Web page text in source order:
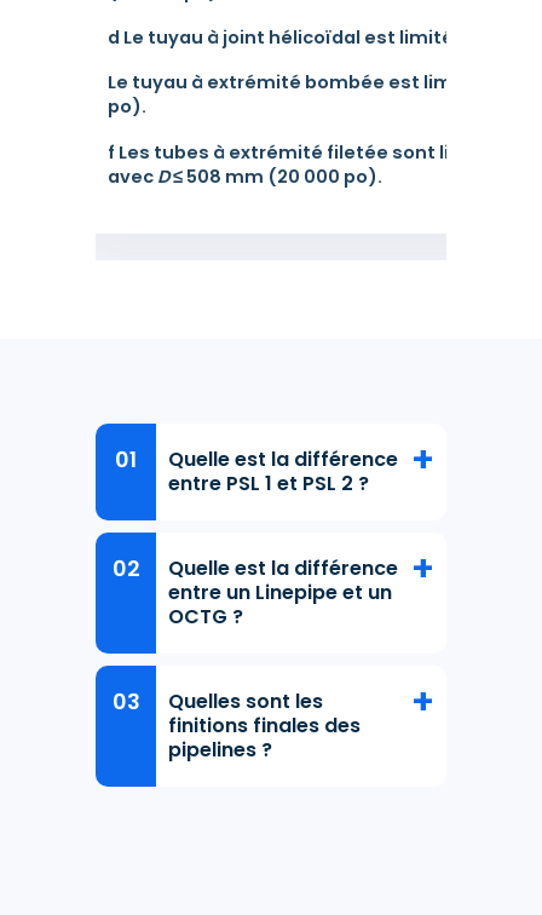
d Le tuyau à joint hélicoïdal est limité aux
Le tuyau à extrémité bombée est limité aux
po).
f Les tubes à extrémité filetée sont limités
avec D≤ 508 mm (20 000 po).
Quelle est la différence
entre PSL 1 et PSL 2 ?
Quelle est la différence
entre un Linepipe et un
OCTG ?
Quelles sont les
finitions finales des
pipelines ?